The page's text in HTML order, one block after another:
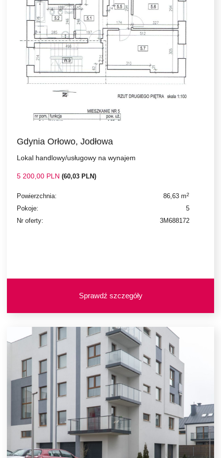
Gdynia Orłowo, Jodłowa
Lokal handlowy/usługowy na wynajem
5 200,00 PLN (60,03 PLN)
Powierzchnia: 86,63 m2
Pokoje:
5
Nr oferty:
3M688172
Sprawdź szczegóły